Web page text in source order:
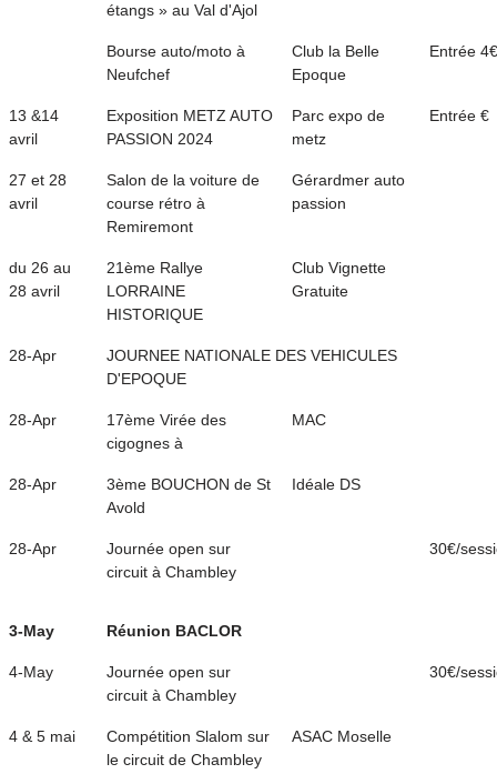
étangs » au Val d'Ajol
Bourse auto/moto à
Neufchef
Club la Belle
Epoque
Entrée 4€
13 &14
avril
Exposition METZ AUTO
PASSION 2024
Parc expo de
metz
Entrée €
27 et 28
avril
Salon de la voiture de
course rétro à
Remiremont
Gérardmer auto
passion
du 26 au
28 avril
21ème Rallye
LORRAINE
HISTORIQUE
Club Vignette
Gratuite
28-Apr
JOURNEE NATIONALE DES VEHICULES
D'EPOQUE
28-Apr
17ème Virée des
cigognes à
MAC
28-Apr
3ème BOUCHON de St
Avold
Idéale DS
28-Apr
Journée open sur
circuit à Chambley
30€/
3-May Réunion BACLOR
4-May
Journée open sur
circuit à Chambley
30€/
4 & 5 mai
Compétition Slalom sur
le circuit de Chambley
ASAC Moselle